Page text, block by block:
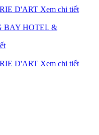
D'ART Xem chi tiết
BAY HOTEL &
D'ART Xem chi tiết